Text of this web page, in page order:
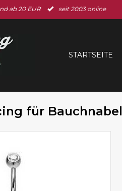
ab 20 EUR seit 2003 online
STARTSEITE
für Bauchnabel